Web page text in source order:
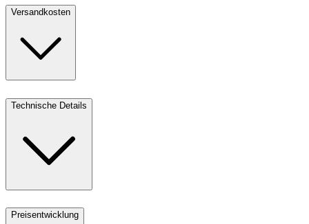
Versandkosten
Technische Details
Preisentwicklung